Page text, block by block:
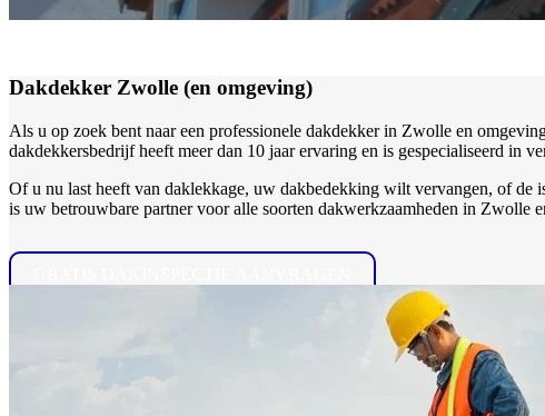
Dakdekker Zwolle (en omgeving)
Als u op zoek bent naar een professionele dakdekker in Zwolle en
dakdekkersbedrijf heeft meer dan 10 jaar ervaring en is gespecialiseerd in
Of u nu last heeft van daklekkage, uw dakbedekking wilt vervangen, of
is uw betrouwbare partner voor alle soorten dakwerkzaamheden in Zwolle